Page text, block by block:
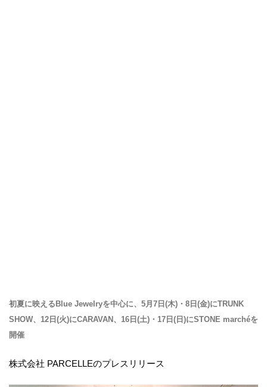
初夏に映えるBlue Jewelryを中心に、5月7日(木)・8日(金)にTRUNK
SHOW、12日(火)にCARAVAN、16日(土)・17日(日)にSTONE marchéを
開催
株式会社 PARCELLEのプレスリリース